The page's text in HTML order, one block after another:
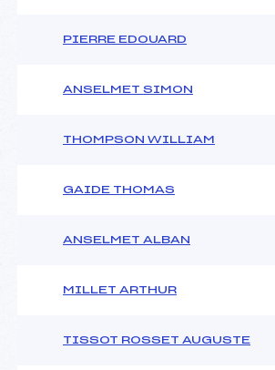
PIERRE EDOUARD
ANSELMET SIMON
THOMPSON WILLIAM
GAIDE THOMAS
ANSELMET ALBAN
MILLET ARTHUR
TISSOT ROSSET AUGUSTE